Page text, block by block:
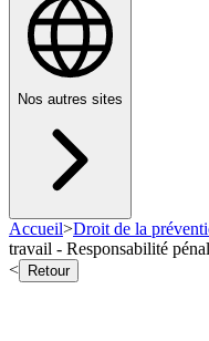
Nos autres sites
Accueil>Droit de la
travail - Responsabilité
<
Retour